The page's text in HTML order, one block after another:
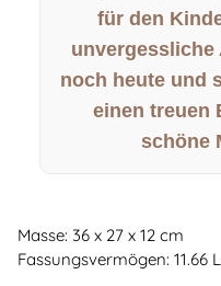
für den
unvergessliche
noch heute und
einen treuen
schöne
Masse: 36 x 27 x 12 cm
Fassungsvermögen: 11.66